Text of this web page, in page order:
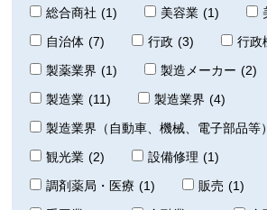
総合商社 (1) 美容業 (1)
自治体 (7) 行政 (3) 行政
製薬業界 (1) 製造メーカー (2)
製造業 (11) 製造業界 (4)
製造業界（自動車、機械、電子部品等）
観光業 (2) 設備修理 (1)
調剤薬局・医療 (1) 販売 (1)